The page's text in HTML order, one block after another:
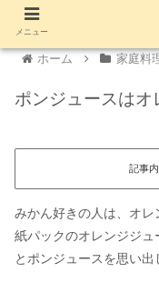
ホーム 家庭料
ポンジュースはオ
記事
みかん好きの人は、オレ
紙パックのオレンジジ
とポンジュースを思い出
メニュー